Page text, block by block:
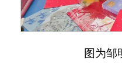
图为邹